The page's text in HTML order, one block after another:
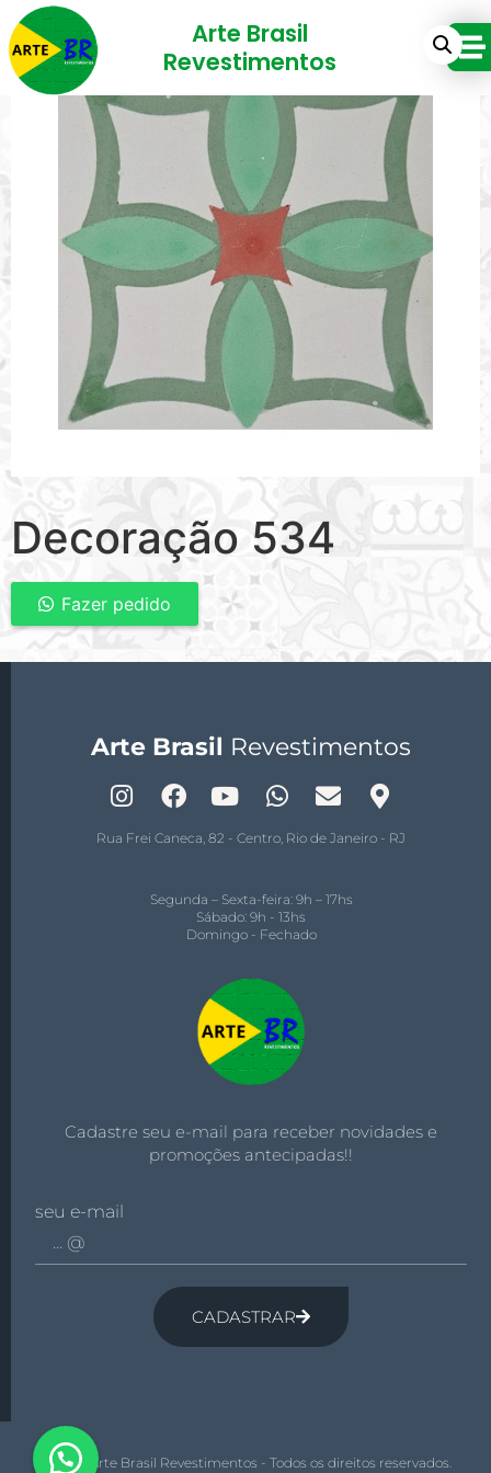
Arte Brasil
Revestimentos
Decoração 534
Fazer pedido
Arte Brasil Revestimentos
Rua Frei Caneca, 82 - Centro, Rio de Janeiro - RJ
Segunda – Sexta-feira: 9h – 17hs
Sábado: 9h - 13hs
Domingo - Fechado
Cadastre seu e-mail para receber novidades e
promoções antecipadas!!
seu e-mail
CADASTRAR
© 2026 Arte Brasil Revestimentos - Todos os direitos reservados.